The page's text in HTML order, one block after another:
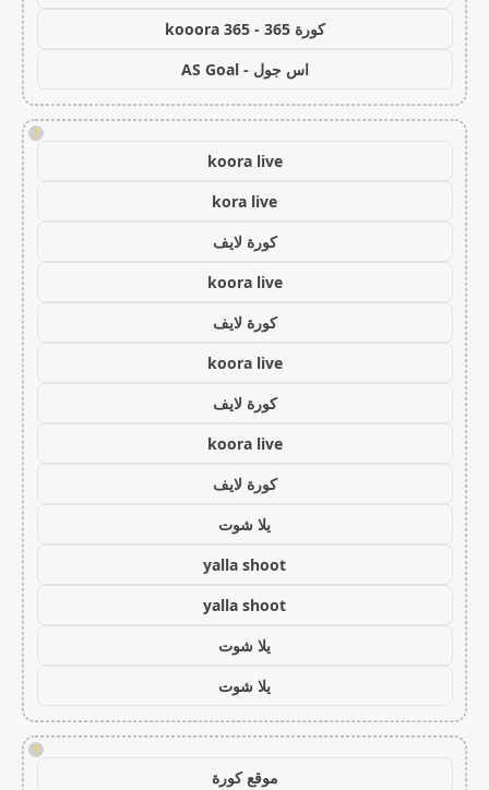
كورة 365 - kooora 365
اس جول - AS Goal
!
koora live
kora live
كورة لايف
koora live
كورة لايف
koora live
كورة لايف
koora live
كورة لايف
يلا شوت
yalla shoot
yalla shoot
يلا شوت
يلا شوت
!
موقع كورة